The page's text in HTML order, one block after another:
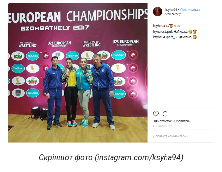
Скріншот фото (instagram.com/ksyha94)